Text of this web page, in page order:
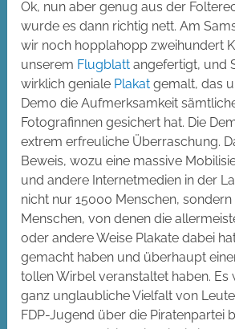
Ok, nun aber genug aus der
wurde es dann richtig nett. Am
wir noch hopplahopp zweihundert
unserem Flugblatt angefertigt, und
wirklich geniale Plakat gemalt, das
Demo die Aufmerksamkeit
Fotografinnen gesichert hat. Die
extrem erfreuliche Überraschung.
Beweis, wozu eine massive
und andere Internetmedien in der
nicht nur 15000 Menschen,
Menschen, von denen die
oder andere Weise Plakate dabei
gemacht haben und überhaupt
tollen Wirbel veranstaltet haben. Es
ganz unglaubliche Vielfalt von
FDP-Jugend über die Piratenpartei